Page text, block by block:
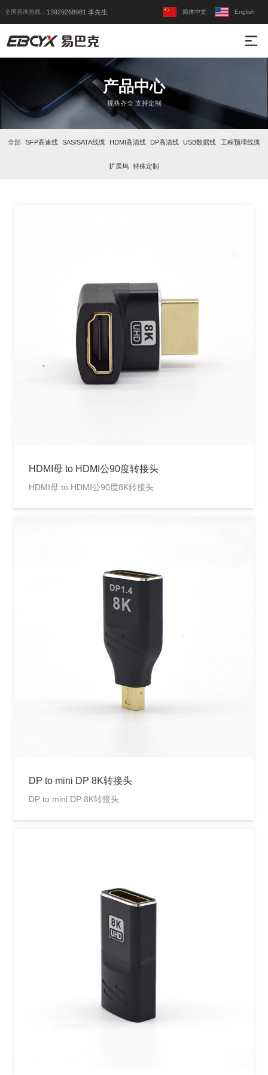
全国咨询热线： 13929268981 李先生 简体中文 English
产品中心
规格齐全 支持定制
全部 SFP高速线 SAS/SATA线缆 HDMI高清线 DP高清线 USB数据线 工程预埋线缆
扩展坞 特殊定制
HDMI母 to HDMI公90度转接头
HDMI母 to HDMI公90度8K转接头
DP to mini DP 8K转接头
DP to mini DP 8K转接头